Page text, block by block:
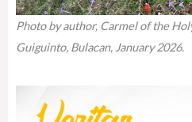
Photo by author, Carmel of the
Guiguinto, Bulacan, January 2026.